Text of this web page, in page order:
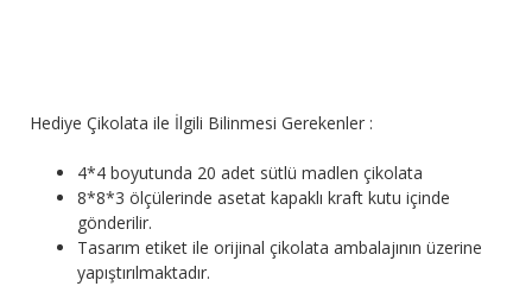
Hediye Çikolata ile İlgili Bilinmesi Gerekenler :
4*4 boyutunda 20 adet sütlü madlen çikolata
8*8*3 ölçülerinde asetat kapaklı kraft kutu içinde
gönderilir.
Tasarım etiket ile orijinal çikolata ambalajının üzerine
yapıştırılmaktadır.